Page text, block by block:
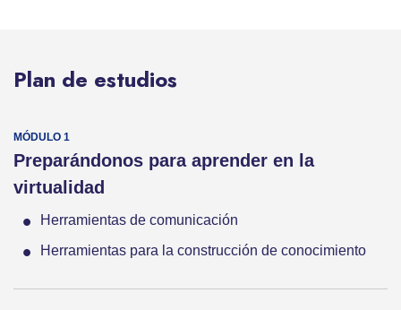
Plan de estudios
Preparándonos para aprender en la
virtualidad
Herramientas de comunicación
Herramientas para la construcción de conocimiento